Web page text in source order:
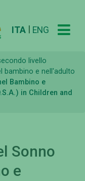
ITA ENG
livello
bambino e nell'adulto
Bambino e
in Children and
Sonno
e